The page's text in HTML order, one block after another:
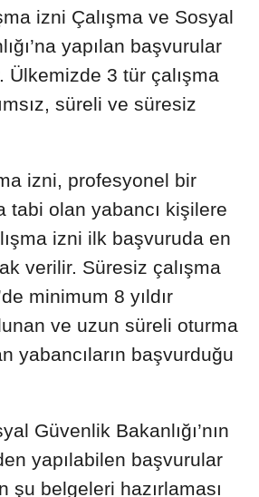
izni Çalışma ve Sosyal
yapılan başvurular
Ülkemizde 3 tür çalışma
süreli ve süresiz
izni, profesyonel bir
tabi olan yabancı kişilere
izni ilk başvuruda en
verilir. Süresiz çalışma
minimum 8 yıldır
ve uzun süreli oturma
yabancıların başvurduğu
Güvenlik Bakanlığı’nın
yapılabilen başvurular
şu belgeleri hazırlaması